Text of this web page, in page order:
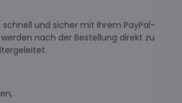
schnell und sicher mit Ihrem PayPal-
werden nach der Bestellung direkt zu